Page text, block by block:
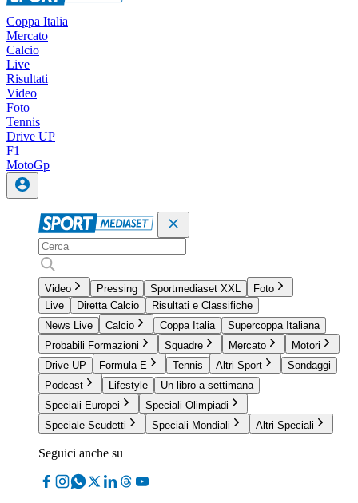
Coppa Italia
Mercato
Calcio
Live
Risultati
Video
Foto
Tennis
Drive UP
F1
MotoGp
Video Pressing Sportmediaset XXL
Foto
Live
Diretta Calcio
Risultati e Classifiche
News Live
Calcio Coppa Italia
Supercoppa Italiana
Probabili Formazioni
Squadre Mercato
Motori
Drive UP
Formula E Tennis Altri Sport
Sondaggi
Podcast
Lifestyle
Un libro a settimana
Speciali Europei
Speciali Olimpiadi
Speciale Scudetti
Speciali Mondiali Altri Speciali
Seguici anche su